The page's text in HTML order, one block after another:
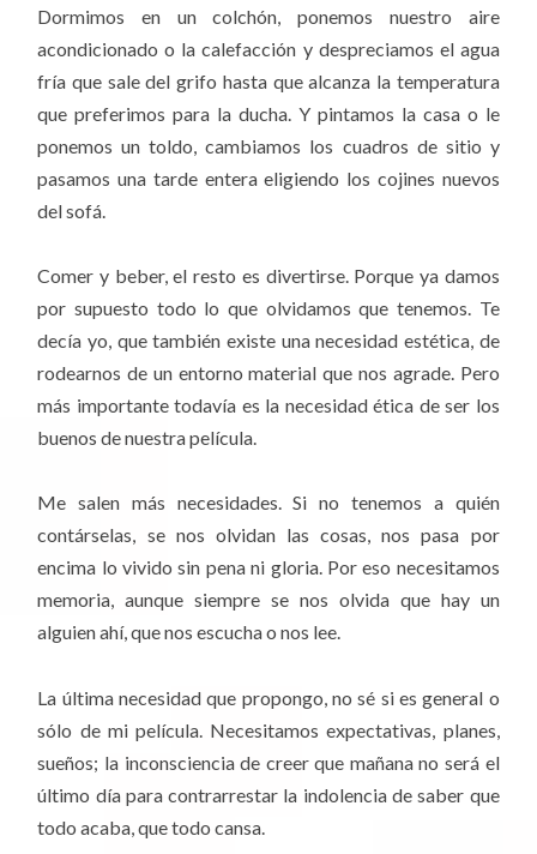
Dormimos en un colchón, ponemos nuestro aire
acondicionado o la calefacción y despreciamos el agua
fría que sale del grifo hasta que alcanza la temperatura
que preferimos para la ducha. Y pintamos la casa o le
ponemos un toldo, cambiamos los cuadros de sitio y
pasamos una tarde entera eligiendo los cojines nuevos
del sofá.
Comer y beber, el resto es divertirse. Porque ya damos
por supuesto todo lo que olvidamos que tenemos. Te
decía yo, que también existe una necesidad estética, de
rodearnos de un entorno material que nos agrade. Pero
más importante todavía es la necesidad ética de ser los
buenos de nuestra película.
Me salen más necesidades. Si no tenemos a quién
contárselas, se nos olvidan las cosas, nos pasa por
encima lo vivido sin pena ni gloria. Por eso necesitamos
memoria, aunque siempre se nos olvida que hay un
alguien ahí, que nos escucha o nos lee.
La última necesidad que propongo, no sé si es general o
sólo de mi película. Necesitamos expectativas, planes,
sueños; la inconsciencia de creer que mañana no será el
último día para contrarrestar la indolencia de saber que
todo acaba, que todo cansa.